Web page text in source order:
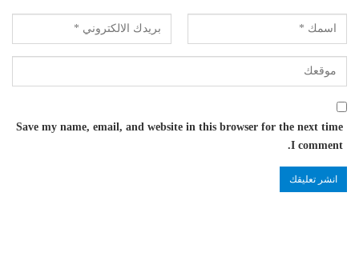
Save my name, email, and website in this browser for the next time
I comment.